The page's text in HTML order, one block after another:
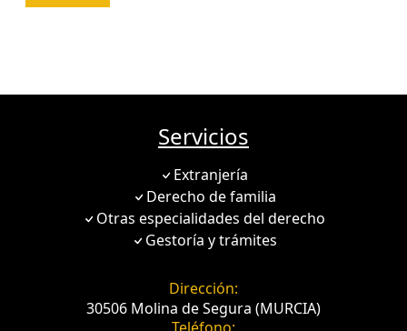
Servicios
Extranjería
Derecho de familia
Otras especialidades del derecho
Gestoría y trámites
Dirección:
30506 Molina de Segura (MURCIA)
Teléfono: